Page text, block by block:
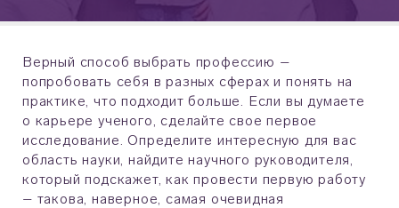
Верный способ выбрать профессию –
попробовать себя в разных сферах и понять на
практике, что подходит больше. Если вы думаете
о карьере ученого, сделайте свое первое
исследование. Определите интересную для вас
область науки, найдите научного руководителя,
который подскажет, как провести первую работу
– такова, наверное, самая очевидная